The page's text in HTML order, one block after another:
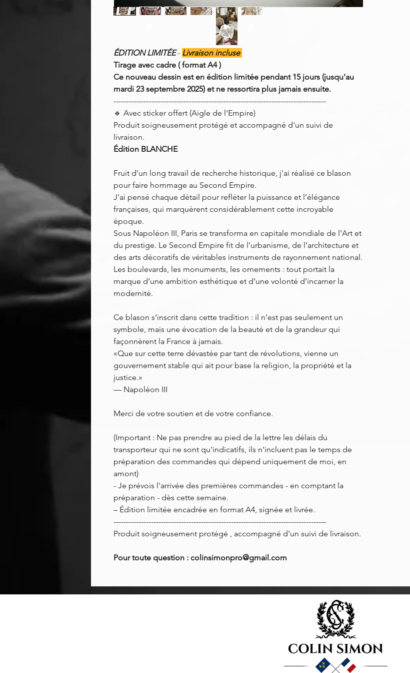
ÉDITION LIMITÉE- Livraison incluse
Tirage avec cadre ( format A4 )
Ce nouveau dessin est en édition limitée pendant 15 jours (jusqu'au
mardi 23 septembre 2025) et ne ressortira plus jamais ensuite.
-------------------------------------------------------------------------------------
🔹 Avec sticker offert (Aigle de l'Empire)
Produit soigneusement protégé et accompagné d'un suivi de
livraison.
Édition BLANCHE
Fruit d’un long travail de recherche historique, j'ai réalisé ce blason
pour faire hommage au Second Empire.
J'ai pensé chaque détail pour refléter la puissance et l’élégance
françaises, qui marquèrent considérablement cette incroyable
époque.
Sous Napoléon III, Paris se transforma en capitale mondiale de l’Art et
du prestige. Le Second Empire fit de l’urbanisme, de l’architecture et
des arts décoratifs de véritables instruments de rayonnement national.
Les boulevards, les monuments, les ornements : tout portait la
marque d’une ambition esthétique et d’une volonté d’incarner la
modernité.
Ce blason s’inscrit dans cette tradition : il n’est pas seulement un
symbole, mais une évocation de la beauté et de la grandeur qui
façonnèrent la France à jamais.
«Que sur cette terre dévastée par tant de révolutions, vienne un
gouvernement stable qui ait pour base la religion, la propriété et la
justice.»
— Napoléon III
Merci de votre soutien et de votre confiance.
(Important : Ne pas prendre au pied de la lettre les délais du
transporteur qui ne sont qu'indicatifs, ils n'incluent pas le temps de
préparation des commandes qui dépend uniquement de moi, en
amont)
- Je prévois l'arrivée des premières commandes - en comptant la
préparation - dès cette semaine.
– Édition limitée encadrée en format A4, signée et livrée.
-------------------------------------------------------------------------------------
Produit soigneusement protégé , accompagné d'un suivi de livraison.
Pour toute question : colinsimonpro@gmail.com